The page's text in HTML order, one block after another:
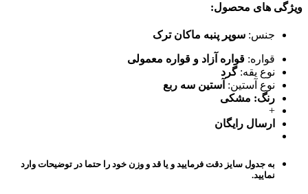
ویژگی های محصول:
جنس: سوپر پنبه ماکان ترک
قواره: قواره آزاد و قواره معمولی
نوع یقه:گرد
نوع آستین: آستین سه ربع
رنگ: مشکی
+
ارسال رایگان
به جدول سایز دقت فرمایید و یا قد و وزن خود را حتما در توضیحات وارد
نمایید.